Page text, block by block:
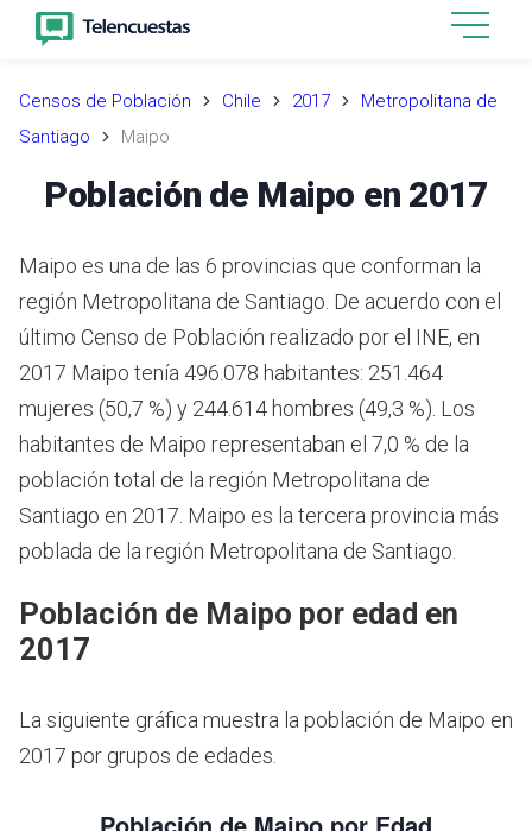
Censos de Población Chile 2017
Metropolitana de
Santiago
Maipo
Población de Maipo en 2017
Maipo es una de las 6 provincias que conforman la
región Metropolitana de Santiago. De acuerdo con el
último Censo de Población realizado por el INE, en
2017 Maipo tenía 496.078 habitantes: 251.464
mujeres (50,7 %) y 244.614 hombres (49,3 %). Los
habitantes de Maipo representaban el 7,0 % de la
población total de la región Metropolitana de
Santiago en 2017. Maipo es la tercera provincia más
poblada de la región Metropolitana de Santiago.
Población de Maipo por edad en
2017
La siguiente gráfica muestra la población de Maipo en
2017 por grupos de edades.